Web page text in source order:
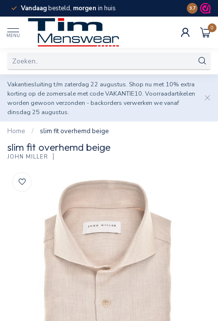
Vandaagbesteld, morgen in huis Spaar
9.7
MENU
0
Vakantiesluiting t/m zaterdag 22 augustus. Shop nu met 10% extra
korting op de zomersale met code VAKANTIE10. Voorraadartikelen
worden gewoon verzonden - backorders verwerken we vanaf
dinsdag 25 augustus.
Home / slim fit overhemd beige
slim fit overhemd beige
JOHN MILLER